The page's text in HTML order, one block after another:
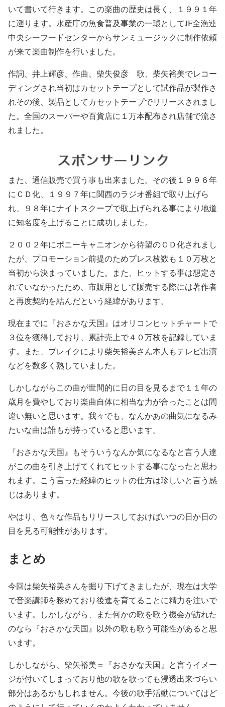
いて書いて行きます。この楽曲の歴史は長く、１９９１年
に遡ります。水産庁の魚食普及事業の一環としてJF全漁連
中央シーフードセンターからサンミュージックに制作依頼
が来て楽曲制作を行いました。
作詞、井上輝彦、作曲、柴失俊彦 歌、柴矢裕美でレコー
ディングされ当初はカセットテープとして試作品が製作さ
れその後、製品としてカセットテープでリリースされまし
た。全国のスーパーや百貨店に１万本配布され店舗で流さ
れました。
また、通信販売で買う事も出来ました。その後１９９６年
にＣＤ化、１９９７年に関西のラジオ番組で取り上げら
れ、９８年にナイトスクープで取上げられる事により地道
に知名度を上げることに成功しました。
２００２年にポニーキャニオンから待望のＣＤ化されまし
たが、プロモーション前提のためプレス枚数も１０万枚と
当初から決まっていました。また、ヒットする事は想定さ
れていなかったため、市販用として販売する際には著作者
と再度契約を結んだという経緯があります。
現在までに『おさかな天国』はオリコンヒットチャートで
３位を獲得しており、累計売上で４０万枚を記録していま
す。また、ブレイクにより柴矢裕美さん本人もテレビ出演
などを数多く熟していました。
しかしながらこの曲が世間的に日の目を見るまで１１年の
歳月を費やしており楽曲自体に相当な力が合ったことは間
違い無いと思います。我々でも、なんかあの曲気になるみ
たいな曲は誰もが持っていると思います。
『おさかな天国』もそういうなんか気になるなと言う人達
がこの曲を引き上げてくれてヒットする事になったと思わ
れます。こう言った経緯のヒットの仕方は珍しいと言う感
じはあります。
やはり、色々な作品もリリースしておけばいつの日か日の
目を見る可能性があります。
まとめ
今回は柴矢裕美さんを掘り下げてきましたが、現在は大学
で音楽講師を務めており後進を育てることに精力を注いで
います。しかしながら、また何かの歌を歌う機会が訪れた
のなら『おさかな天国』以外の歌も歌う可能性があると思
います。
しかしながら、柴矢裕美＝『おさかな天国』と言うイメー
ジが付いてしまっており他の歌を歌っても浸透出来づらい
部分はあるかもしれません。今後の歌手活動についてはど